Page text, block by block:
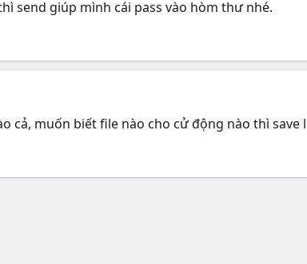
send giúp mình cái pass vào hòm thư nhé.
cả, muốn biết file nào cho cử động nào thì